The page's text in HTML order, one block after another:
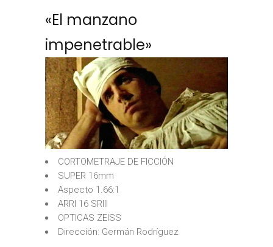
«El manzano
impenetrable»
CORTOMETRAJE DE FICCIÓN
SUPER 16mm
Aspecto 1.66:1
ARRI 16 SRIII
OPTICAS ZEISS
Dirección: Germán Rodríguez